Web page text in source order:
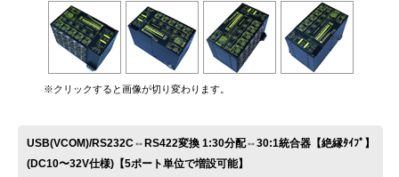
※クリックすると画像が切り変わります。
USB(VCOM)/RS232C⇔RS422変換 1:30分配⇔30:1統合器【絶縁ﾀｲﾌﾟ】
(DC10〜32V仕様)【5ポート単位で増設可能】